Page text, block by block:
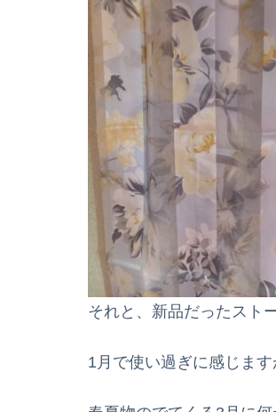
それと、新品だったスト
1月で使い過ぎに感じま